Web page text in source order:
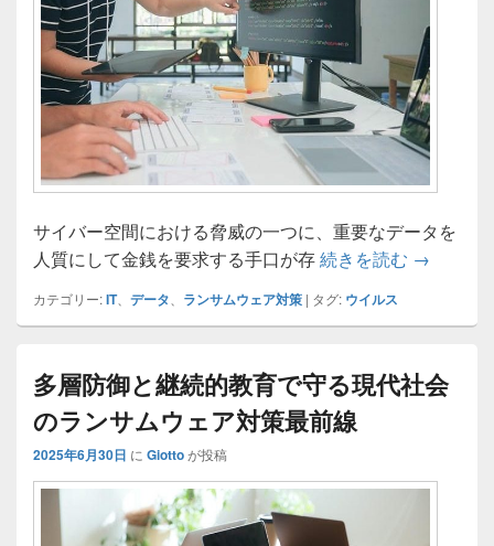
サイバー空間における脅威の一つに、重要なデータを
人質にして金銭を要求する手口が存続きを読む ランサム
→
カテゴリー:IT、 データ ランサムウェア対策 | タグ: ウイルス
多層防御と継続的教育で守る現代社会
のランサムウェア対策最前線
2025年6月30日 に Giottoが投稿